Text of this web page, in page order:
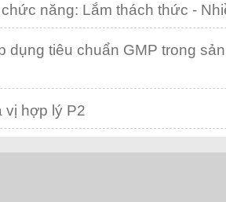
năng: Lắm thách thức -
dụng tiêu chuẩn GMP trong
vị hợp lý P2